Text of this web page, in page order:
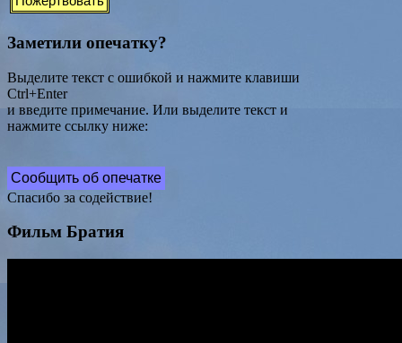
Заметили опечатку?
Выделите текст с ошибкой и нажмите клавиши
Ctrl+Enter
и введите примечание. Или выделите текст и
нажмите ссылку ниже:
Сообщить об опечатке
Спасибо за содействие!
Фильм Братия